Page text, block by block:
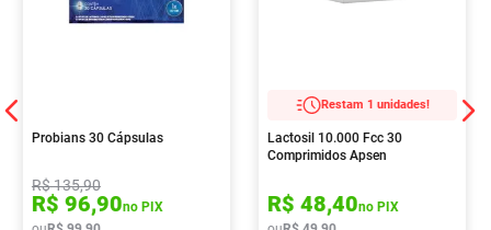
Probians 30 Cápsulas
R$135,90
R$ 96,90no PIX
Restam 1 unidades!
Lactosil 10.000 Fcc 30
Comprimidos Apsen
R$ 48,40no PIX